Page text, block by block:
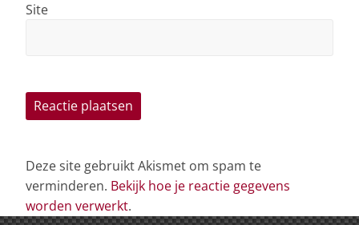
Site
Deze site gebruikt Akismet om spam te
verminderen. Bekijk hoe je reactie gegevens
worden verwerkt.